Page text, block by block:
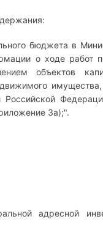
бюджета в
о ходе работ
объектов
За);".
адресной